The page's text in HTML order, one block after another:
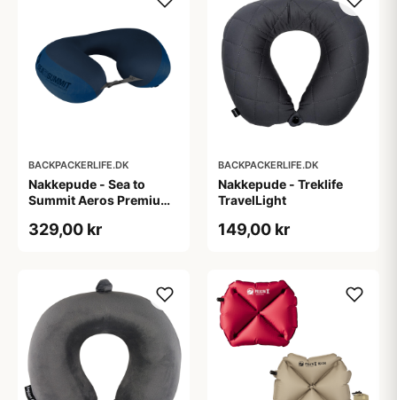
BACKPACKERLIFE.DK
Nakkepude - Sea to
Summit Aeros Premium
329,00 kr
BACKPACKERLIFE.DK
Nakkepude - Treklife
TravelLight
149,00 kr